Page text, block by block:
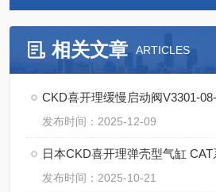
相关文章 ARTICLES
CKD喜开理缓慢启动阀V3301-
发布时间：2025-12-09
日本CKD喜开理弹壳型气缸
发布时间：2025-10-21